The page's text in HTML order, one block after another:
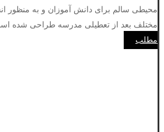
محیطی سالم برای دانش آموزان و به منظور
مختلف بعد از تعطیلی مدرسه طراحی شده
مطلب